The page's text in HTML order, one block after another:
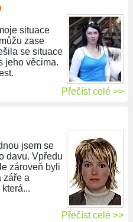
situace
zase
se situace
jeho věcima.
Přečíst celé >>
jsem se
davu. Vpředu
zároveň byli
záře a
Přečíst celé >>